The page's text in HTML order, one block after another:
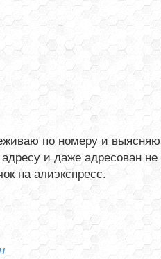
по номеру и выясняю
и даже адресован не
на алиэкспресс.